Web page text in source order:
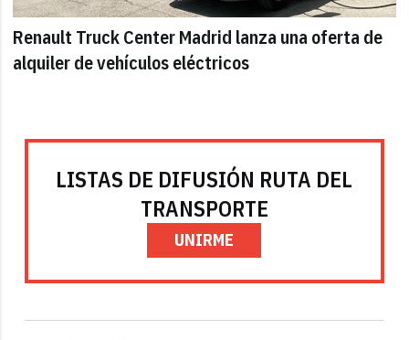
Renault Truck Center Madrid lanza una oferta de
alquiler de vehículos eléctricos
LISTAS DE DIFUSIÓN RUTA DEL
TRANSPORTE
UNIRME